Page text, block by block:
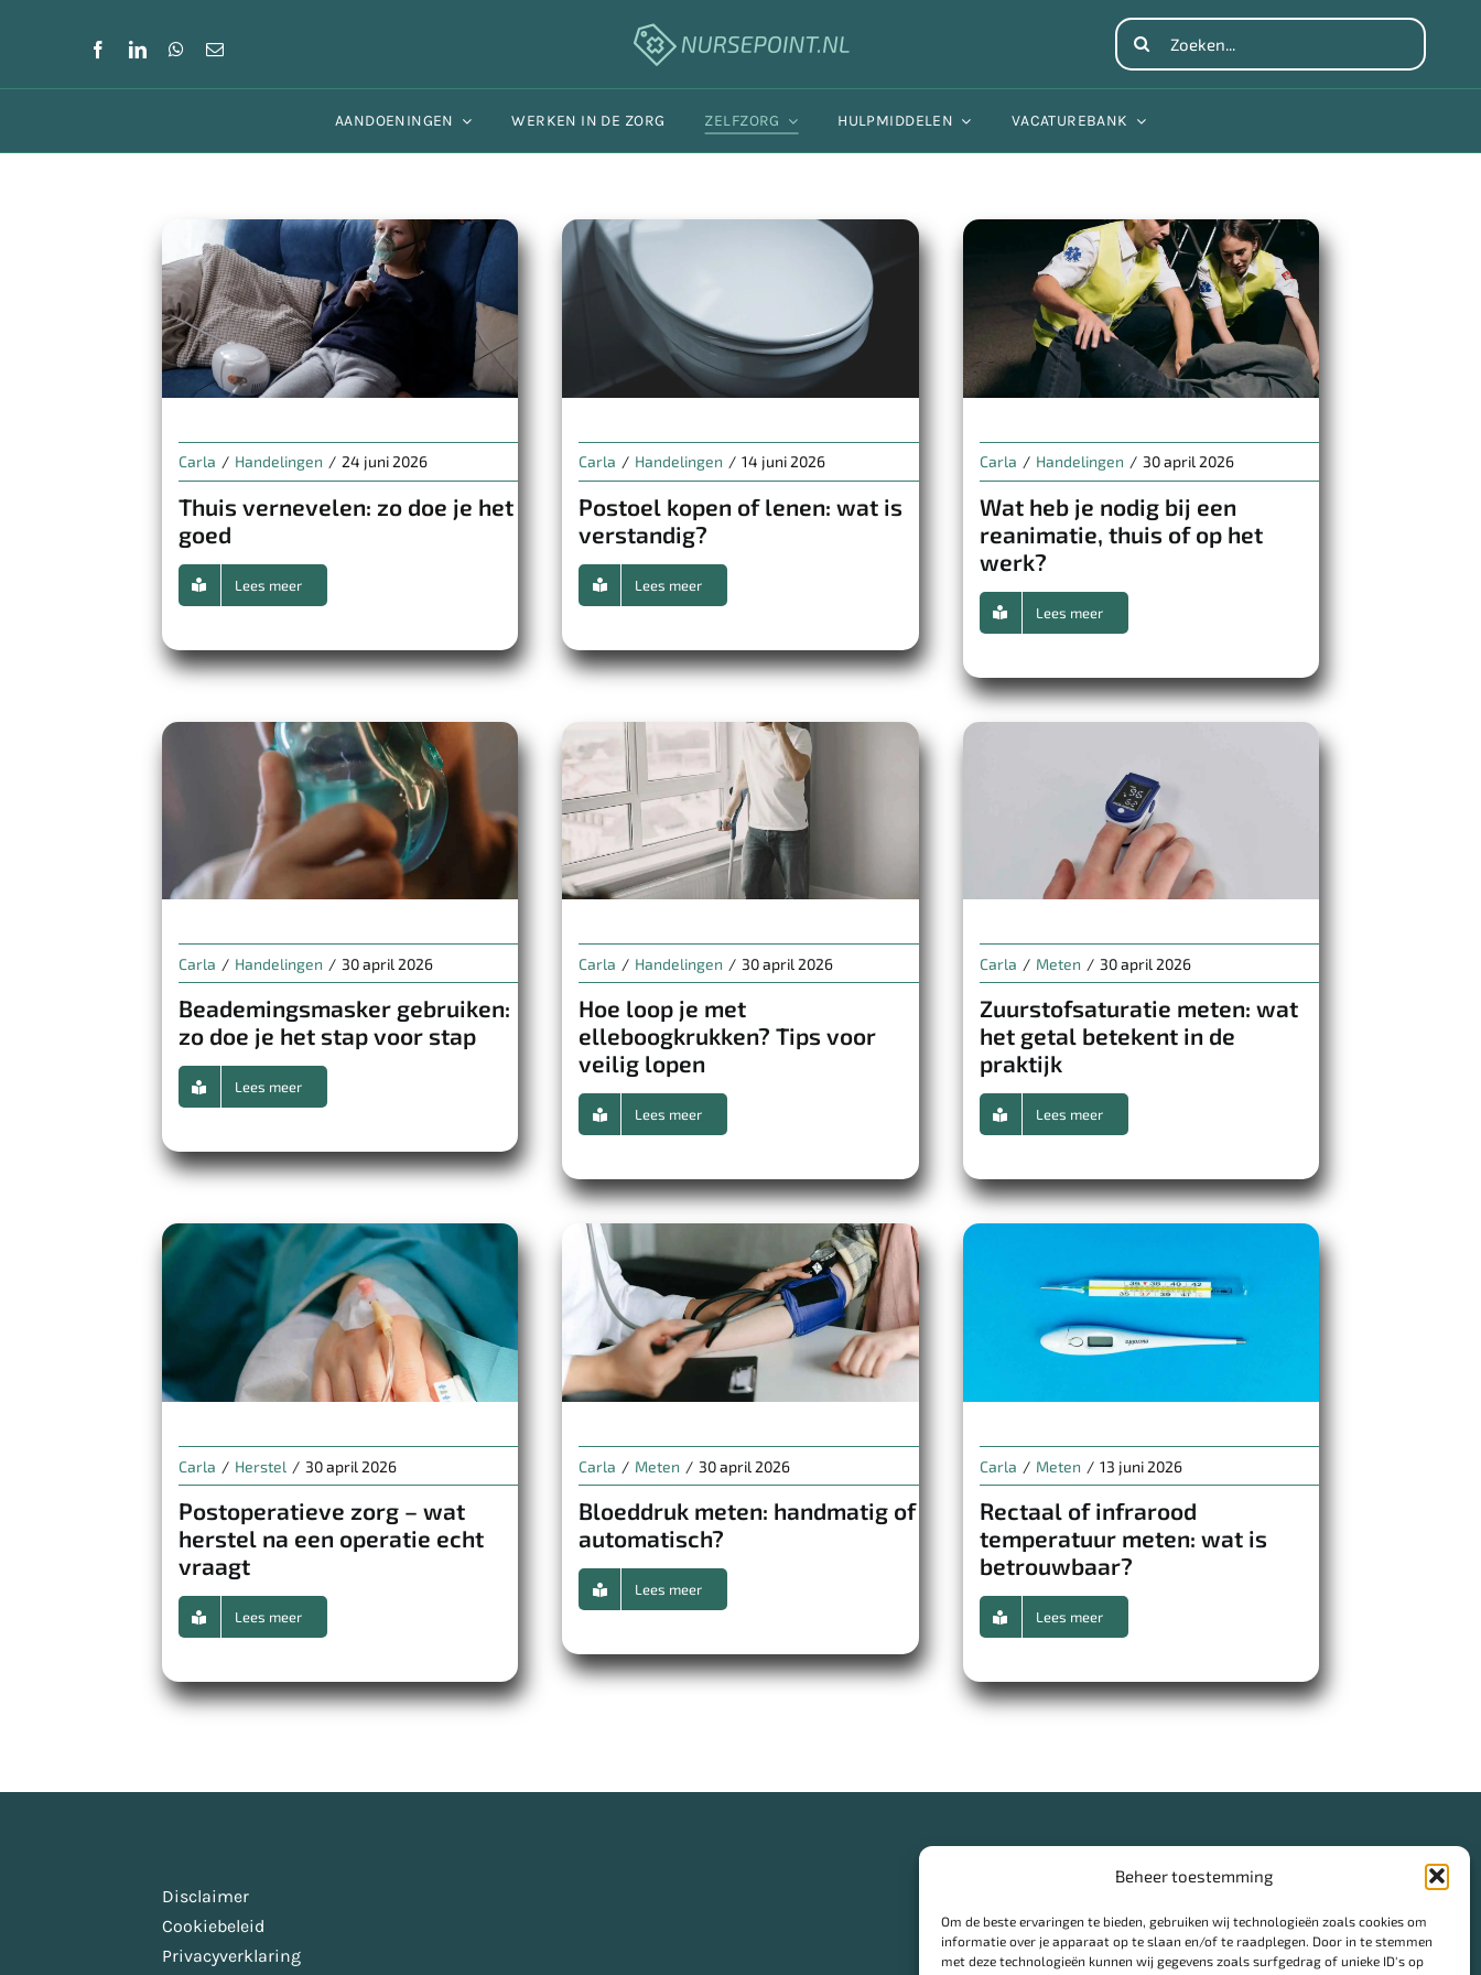
Beheer toestemming
Om de beste ervaringen te bieden, gebruiken wij technologieën zoals cookies om
informatie over je apparaat op te slaan en/of te raadplegen. Door in te stemmen
met deze technologieën kunnen wij gegevens zoals surfgedrag of unieke ID's op
Search
for:
AANDOENINGEN WERKEN IN DE ZORG ZELFZORG HULPMIDDELEN VACATUREBANK
Carla / Handelingen / 24 juni 2026
Thuis vernevelen: zo doe je het
goed
Lees meer
Carla / Handelingen / 14 juni 2026
Postoel kopen of lenen: wat is
verstandig?
Lees meer
Carla / Handelingen / 30 april 2026
Wat heb je nodig bij een
reanimatie, thuis of op het
werk?
Lees meer
Carla / Handelingen / 30 april 2026
Beademingsmasker gebruiken:
zo doe je het stap voor stap
Lees meer
Carla / Handelingen / 30 april 2026
Hoe loop je met
elleboogkrukken? Tips voor
veilig lopen
Lees meer
Carla / Meten / 30 april 2026
Zuurstofsaturatie meten: wat
het getal betekent in de
praktijk
Lees meer
Carla / Herstel / 30 april 2026
Postoperatieve zorg – wat
herstel na een operatie echt
vraagt
Lees meer
Carla / Meten / 30 april 2026
Bloeddruk meten: handmatig of
automatisch?
Lees meer
Carla / Meten / 13 juni 2026
Rectaal of infrarood
temperatuur meten: wat is
betrouwbaar?
Lees meer
Disclaimer
Cookiebeleid
Privacyverklaring